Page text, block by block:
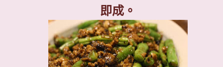
即成。